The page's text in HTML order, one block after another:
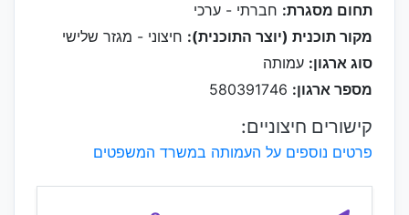
תחום מסגרת: חברתי - ערכי
מקור תוכנית (יוצר התוכנית): חיצוני - מגזר שלישי
סוג ארגון: עמותה
מספר ארגון:
קישורים חיצוניים:
פרטים נוספים על העמותה במשרד המשפטים